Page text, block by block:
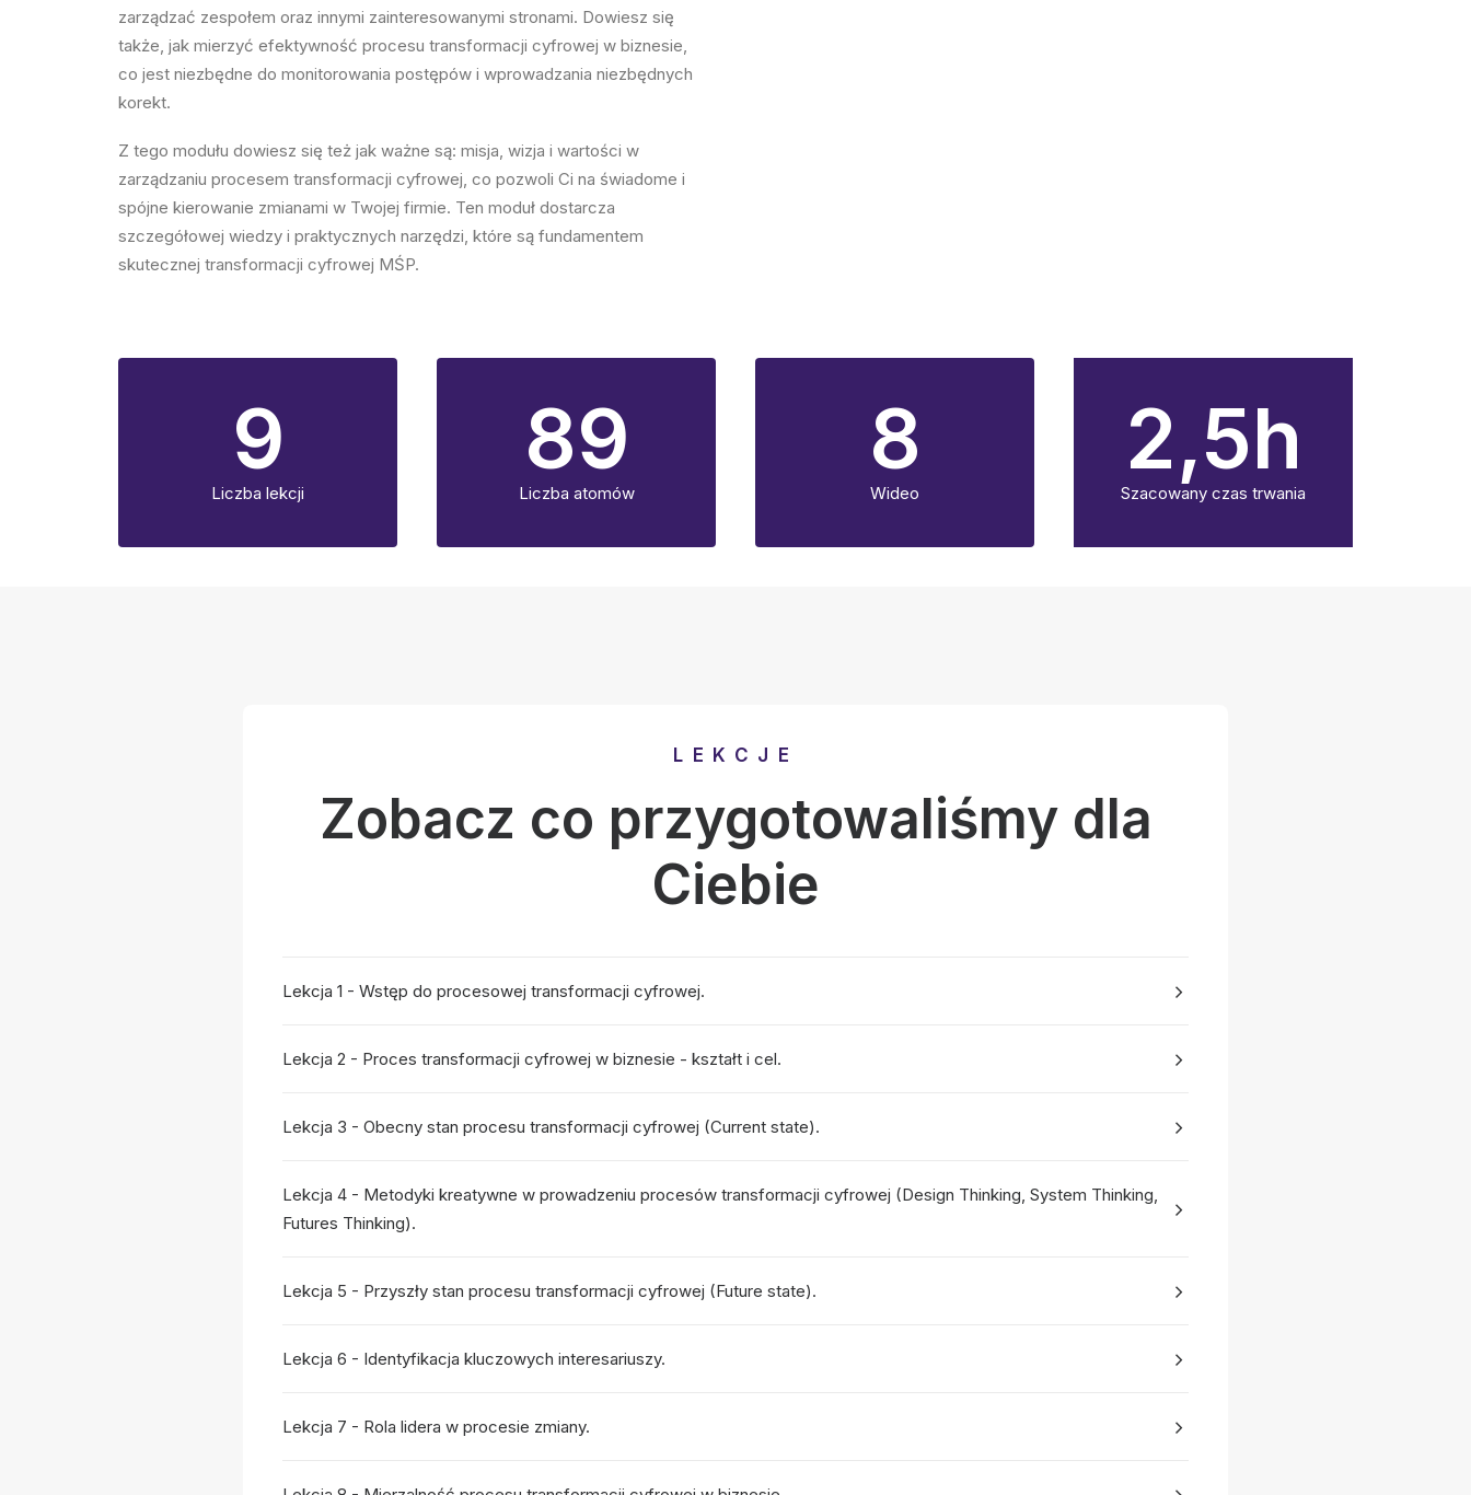
zarządzać zespołem oraz innymi zainteresowanymi stronami. Dowiesz się
także, jak mierzyć efektywność procesu transformacji cyfrowej w biznesie,
co jest niezbędne do monitorowania postępów i wprowadzania niezbędnych
korekt.
Z tego modułu dowiesz się też jak ważne są: misja, wizja i wartości w
zarządzaniu procesem transformacji cyfrowej, co pozwoli Ci na świadome i
spójne kierowanie zmianami w Twojej firmie. Ten moduł dostarcza
szczegółowej wiedzy i praktycznych narzędzi, które są fundamentem
skutecznej transformacji cyfrowej MŚP.
9
Liczba lekcji
89
Liczba atomów
8
Wideo
2,5h
Szacowany czas trwania
LEKCJE
Zobacz co przygotowaliśmy dla
Ciebie
Lekcja 1 - Wstęp do procesowej transformacji cyfrowej.
Lekcja 2 - Proces transformacji cyfrowej w biznesie - kształt i cel.
Lekcja 3 - Obecny stan procesu transformacji cyfrowej (Current state).
Lekcja 4 - Metodyki kreatywne w prowadzeniu procesów transformacji cyfrowej (Design Thinking, System Thinking,
Futures Thinking).
Lekcja 5 - Przyszły stan procesu transformacji cyfrowej (Future state).
Lekcja 6 - Identyfikacja kluczowych interesariuszy.
Lekcja 7 - Rola lidera w procesie zmiany.